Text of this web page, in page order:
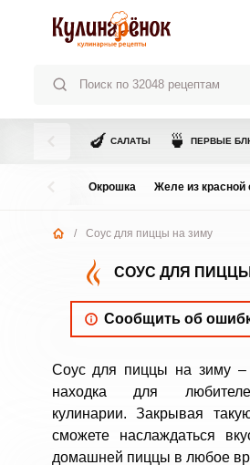
🍆 САЛАТЫ 🍵 ПЕРВЫЕ
Окрошка Желе из
/ Соус для пиццы на зиму
СОУС ДЛЯ
Сообщить об
Соус для пиццы на зиму –
находка для
кулинарии. Закрывая
сможете наслаждаться
домашней пиццы в любое